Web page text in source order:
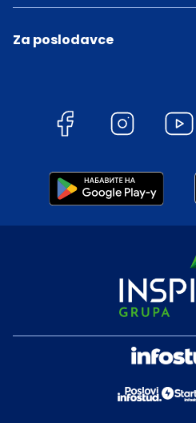
Za poslodavce